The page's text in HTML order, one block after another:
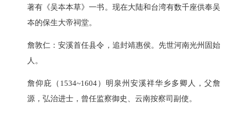
著有《吴夲本草》一书。现在大陆和台湾有数千座供奉吴
夲的保生大帝祠堂。
詹敦仁：安溪首任县令，追封靖惠侯。先世河南光州固始
人。
詹仰庇（1534~1604）明泉州安溪祥华乡多卿人，父詹
源，弘治进士，曾任监察御史、云南按察司副使。